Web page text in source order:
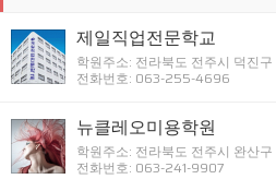
제일직업전문학교
학원주소: 전라북도 전주시 덕진
전화번호: 063-255-4696
뉴클레오미용학원
학원주소: 전라북도 전주시 완산
전화번호: 063-241-9907